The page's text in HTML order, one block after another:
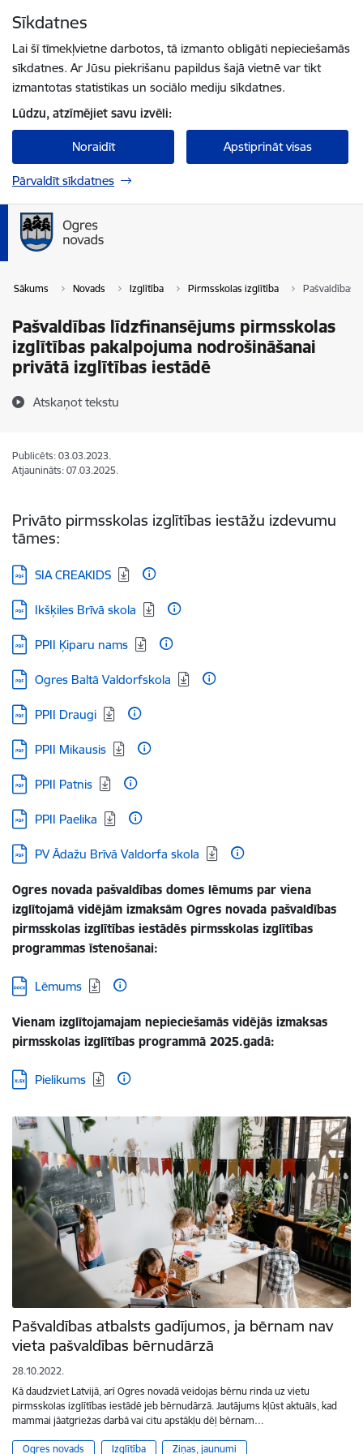
Sīkdatnes
Lai šī tīmekļvietne darbotos, tā izmanto obligāti nepieciešamās
sīkdatnes. Ar Jūsu piekrišanu papildus šajā vietnē var tikt
izmantotas statistikas un sociālo mediju sīkdatnes.
Lūdzu, atzīmējiet savu izvēli:
Noraidīt Apstiprināt visas
Pārvaldīt sīkdatnes
Sākums Novads Izglītība Pirmsskolas izglītība Pašvaldības
Pašvaldības līdzfinansējums pirmsskolas
izglītības pakalpojuma nodrošināšanai
privātā izglītības iestādē
Atskaņot tekstu
Publicēts: 03.03.2023.
Atjaunināts: 07.03.2025.
Privāto pirmsskolas izglītības iestāžu izdevumu
tāmes:
Lejupielādēt:
SIA CREAKIDS
Lejupielādēt:
Ikšķiles Brīvā skola
Lejupielādēt:
PPII Ķiparu nams
Lejupielādēt:
Ogres Baltā Valdorfskola
Lejupielādēt:
PPII Draugi
Lejupielādēt:
PPII Mikausis
Lejupielādēt:
PPII Patnis
Lejupielādēt:
PPII Paelika
Lejupielādēt:
PV Ādažu Brīvā Valdorfa skola
Ogres novada pašvaldības domes lēmums par viena
izglītojamā vidējām izmaksām Ogres novada pašvaldības
pirmsskolas izglītības iestādēs pirmsskolas izglītības
programmas īstenošanai:
Lejupielādēt:
Lēmums
Vienam izglītojamajam nepieciešamās vidējās izmaksas
pirmsskolas izglītības programmā 2025.gadā:
Lejupielādēt:
Pielikums
Pašvaldības atbalsts gadījumos, ja bērnam nav
vieta pašvaldības bērnudārzā
28.10.2022.
Kā daudzviet Latvijā, arī Ogres novadā veidojas bērnu rinda uz vietu
pirmsskolas izglītības iestādē jeb bērnudārzā. Jautājums kļūst aktuāls, kad
mammai jāatgriežas darbā vai citu apstākļu dēļ bērnam…
Ogres novads Izglītība Ziņas, jaunumi